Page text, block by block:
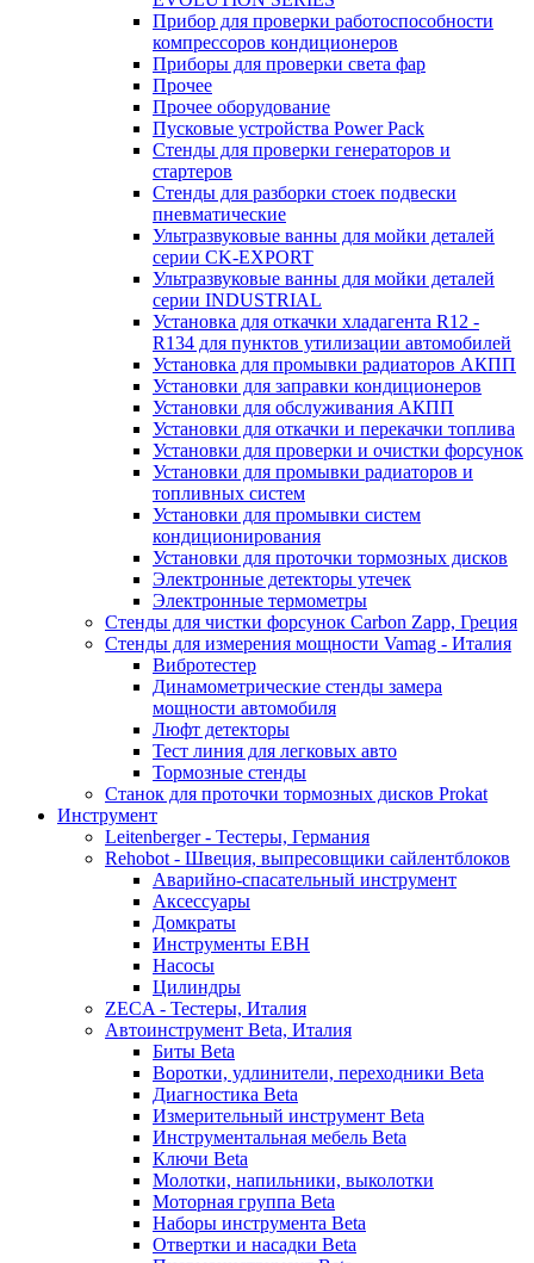
Прибор для проверки работоспособности
компрессоров кондиционеров
Приборы для проверки света фар
Прочее
Прочее оборудование
Пусковые устройства Power Pack
Стенды для проверки генераторов и
стартеров
Стенды для разборки стоек подвески
пневматические
Ультразвуковые ванны для мойки деталей
серии CK-EXPORT
Ультразвуковые ванны для мойки деталей
серии INDUSTRIAL
Установка для откачки хладагента R12 -
R134 для пунктов утилизации автомобилей
Установка для промывки радиаторов АКПП
Установки для заправки кондиционеров
Установки для обслуживания АКПП
Установки для откачки и перекачки топлива
Установки для проверки и очистки форсунок
Установки для промывки радиаторов и
топливных систем
Установки для промывки систем
кондиционирования
Установки для проточки тормозных дисков
Электронные детекторы утечек
Электронные термометры
Стенды для чистки форсунок Carbon Zapp, Греция
Стенды для измерения мощности Vamag - Италия
Вибротестер
Динамометрические стенды замера
мощности автомобиля
Люфт детекторы
Тест линия для легковых авто
Тормозные стенды
Станок для проточки тормозных дисков Prokat
Инструмент
Leitenberger - Тестеры, Германия
Rehobot - Швеция, выпресовщики сайлентблоков
Аварийно-спасательный инструмент
Аксессуары
Домкраты
Инструменты EBH
Насосы
Цилиндры
ZECA - Тестеры, Италия
Автоинструмент Beta, Италия
Биты Beta
Воротки, удлинители, переходники Beta
Диагностика Beta
Измерительный инструмент Beta
Инструментальная мебель Beta
Ключи Beta
Молотки, напильники, выколотки
Моторная группа Beta
Наборы инструмента Beta
Отвертки и насадки Beta